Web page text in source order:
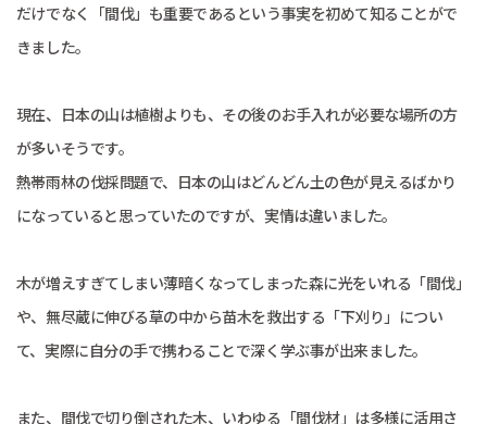
だけでなく「間伐」も重要であるという事実を初めて知ることがで
きました。
現在、日本の山は植樹よりも、その後のお手入れが必要な場所の方
が多いそうです。
熱帯雨林の伐採問題で、日本の山はどんどん土の色が見えるばかり
になっていると思っていたのですが、実情は違いました。
木が増えすぎてしまい薄暗くなってしまった森に光をいれる「間伐」
や、無尽蔵に伸びる草の中から苗木を救出する「下刈り」につい
て、実際に自分の手で携わることで深く学ぶ事が出来ました。
また、間伐で切り倒された木、いわゆる「間伐材」は多様に活用さ